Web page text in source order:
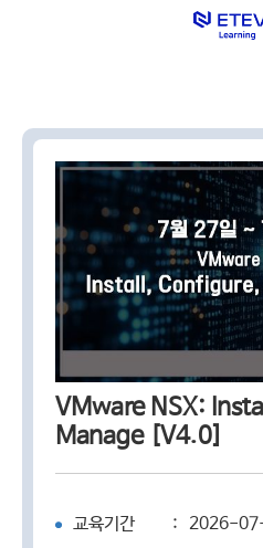
집체훈련과정
VMware NSX:
Manage [V4.0]
교육기간 : 2026-